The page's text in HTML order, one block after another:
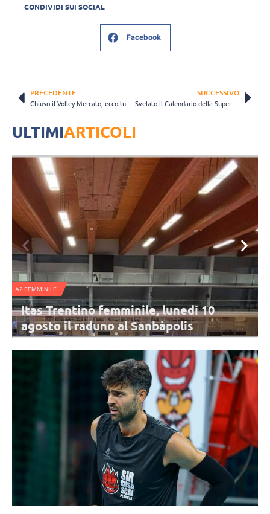
CONDIVIDI SUI SOCIAL
Facebook
PRECEDENTE SUCCESSIVO
Svelato il Calendario della Superlega 2024-2025: si parte il 29 settembre
ULTIMIARTICOLI
femminile, lunedì 10
al Sanbàpolis
al Sanbàpolis. Presenti tutte le atlete in rosa,
NAZIONALE FEMMINILE
Nazionale
dalla
Urbino
3-2 contro la Svezia.
combattuto è